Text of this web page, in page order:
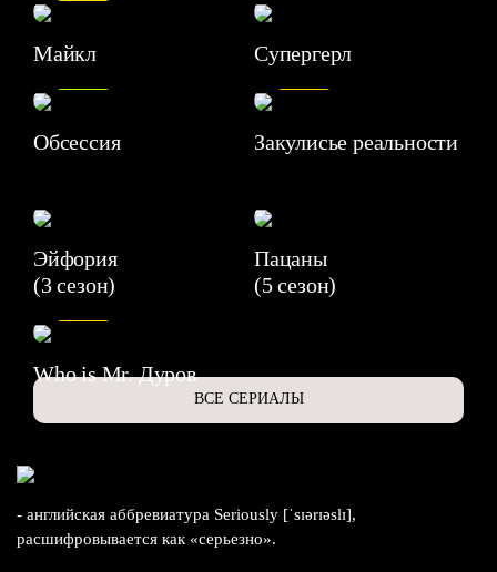
Майкл Супергерл
Обсессия
7.1
Закулисье реальности
Эйфория
(3 сезон)
Пацаны
(5 сезон)
Who is Mr. Дуров
ВСЕ СЕРИАЛЫ
- английская аббревиатура Seriously [ˈsɪərɪəslɪ],
расшифровывается как «серьезно».